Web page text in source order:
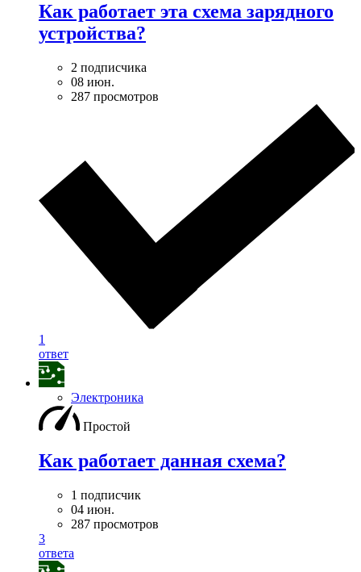
Как работает эта схема зарядного
устройства?
2 подписчика
08 июн.
287 просмотров
1
ответ
Электроника
Простой
Как работает данная схема?
1 подписчик
04 июн.
287 просмотров
3
ответа